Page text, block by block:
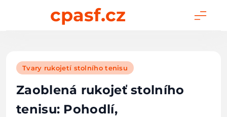
cpasf.cz
Tvary rukojetí stolního tenisu
Zaoblená rukojeť stolního
tenisu: Pohodlí,